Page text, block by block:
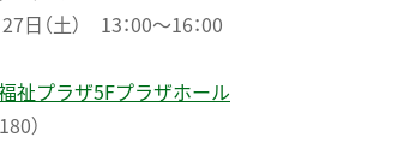
日（土） 13：00〜16：00
祉プラザ5Fプラザホール
）